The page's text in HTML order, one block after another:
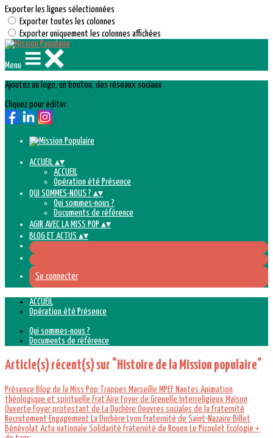
Exporter les lignes sélectionnées
Exporter toutes les colonnes
Exporter uniquement les colonnes affichées
Menu
Ajoutez un logo, un bouton, des réseaux sociaux
Cliquez pour éditer
ACCUEIL ▴▾
ACCUEIL
Opération été Présence
QUI SOMMES-NOUS ? ▴▾
Qui sommes-nous ?
Documents de référence
AGIR AVEC LA MISS POP ▴▾
BLOG ET ACTUS ▴▾
Se connecter
ACCUEIL
Opération été Présence
Qui sommes-nous ?
Documents de référence
Article(s) récent(s) sur "Histoire de la Mission populaire"
Présence Blog de la Miss Pop Trappes Marseille MPEF Nantes Animation
théologique et spirituelle Frat'Aire Foyer de Grenelle Interreligieux Maison
Ouverte Foyer protestant de La Duchère Oeuvres sociales de la Fraternité
Recrutement Engagement La Duchère Lyon Fraternité de Saint-Nazaire Billet
Bénévolat Actu nationale Solidarité Fraternité de Rouen Le Picoulet Ecologie +